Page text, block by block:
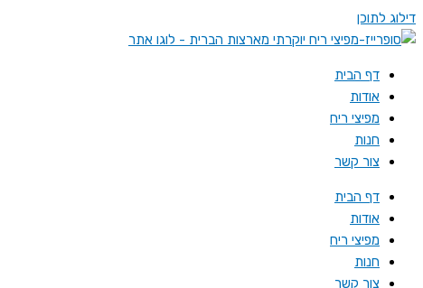
דילוג לתוכן
דף הבית
אודות
מפיצי ריח
חנות
צור קשר
דף הבית
אודות
מפיצי ריח
חנות
צור קשר